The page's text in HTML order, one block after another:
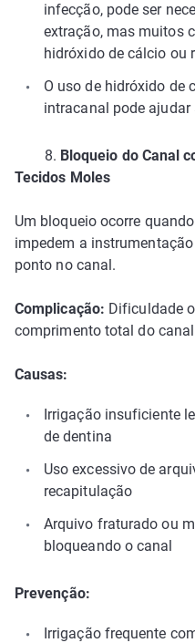
infecção, pode ser
extração, mas muitos
hidróxido de cálcio ou
O uso de hidróxido de
intracanal pode
8. Bloqueio do Canal
Tecidos Moles
Um bloqueio ocorre
impedem a
ponto no canal.
Complicação: Dificuldade
comprimento total do
Causas:
Irrigação insuficiente
de dentina
Uso excessivo de
recapitulação
Arquivo fraturado ou
bloqueando o canal
Prevenção:
Irrigação frequente